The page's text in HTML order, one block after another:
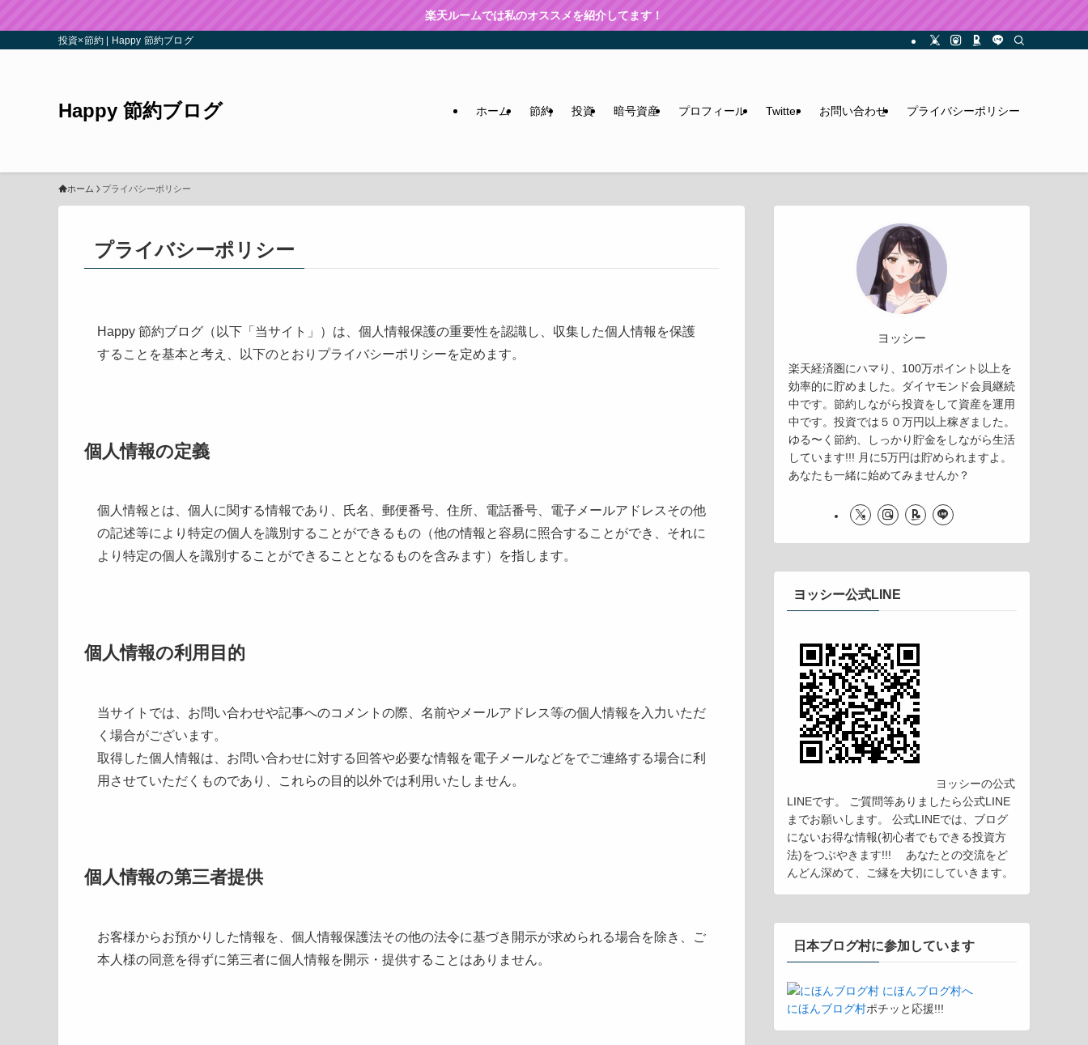
楽天ルームでは私のオススメを紹介してます！
投資×節約 | Happy 節約ブログ
Happy 節約ブログ ホーム 節約 投資 暗号資産 プロフィール Twitter お問い合わせ プライバシーポリシー
ホーム プライバシーポリシー
プライバシーポリシー
Happy 節約ブログ（以下「当サイト」）は、個人情報保護の重要性を認識し、収集した個人情報を保護
することを基本と考え、以下のとおりプライバシーポリシーを定めます。
個人情報の定義
個人情報とは、個人に関する情報であり、氏名、郵便番号、住所、電話番号、電子メールアドレスその他
の記述等により特定の個人を識別することができるもの（他の情報と容易に照合することができ、それに
より特定の個人を識別することができることとなるものを含みます）を指します。
個人情報の利用目的
当サイトでは、お問い合わせや記事へのコメントの際、名前やメールアドレス等の個人情報を入力いただ
く場合がございます。
取得した個人情報は、お問い合わせに対する回答や必要な情報を電子メールなどをでご連絡する場合に利
用させていただくものであり、これらの目的以外では利用いたしません。
個人情報の第三者提供
お客様からお預かりした情報を、個人情報保護法その他の法令に基づき開示が求められる場合を除き、ご
本人様の同意を得ずに第三者に個人情報を開示・提供することはありません。
ヨッシー
楽天経済圏にハマり、100万ポイント以上を
効率的に貯めました。ダイヤモンド会員継続
中です。節約しながら投資をして資産を運用
中です。投資では５０万円以上稼ぎました。
ゆる〜く節約、しっかり貯金をしながら生活
しています!!! 月に5万円は貯められますよ。
あなたも一緒に始めてみませんか？
ヨッシー公式LINE
ヨッシーの公式
LINEです。 ご質問等ありましたら公式LINE
までお願いします。 公式LINEでは、ブログ
にないお得な情報(初心者でもできる投資方
法)をつぶやきます!!! あなたとの交流をど
んどん深めて、ご縁を大切にしていきます。
日本ブログ村に参加しています
にほんブログ村ポチッと応援!!!